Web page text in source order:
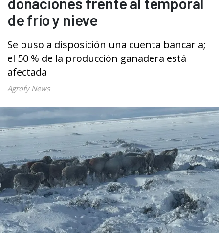
de frío y nieve
Se puso a disposición una cuenta bancaria;
el 50 % de la producción ganadera está
afectada
Agrofy News